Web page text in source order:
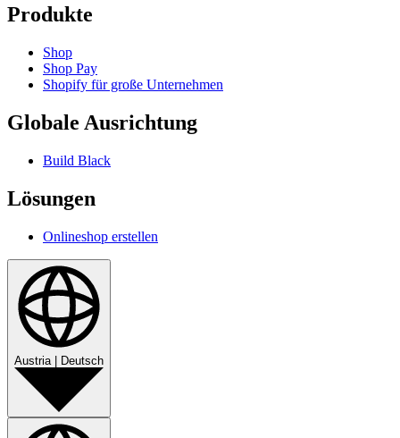
Produkte
Shop
Shop Pay
Shopify für große Unternehmen
Globale Ausrichtung
Build Black
Lösungen
Onlineshop erstellen
Austria Deutsch